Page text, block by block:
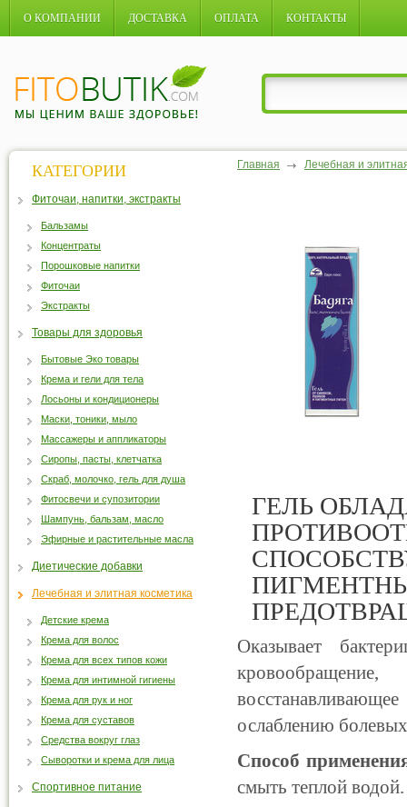
О КОМПАНИИ ДОСТАВКА ОПЛАТА КОНТАКТЫ
Главная Лечебная и
ГЕЛЬ
Оказывает
ослаблению
Способ
смыть теплой
КАТЕГОРИИ
Фиточаи, напитки, экстракты
Бальзамы
Концентраты
Порошковые напитки
Фиточаи
Экстракты
Товары для здоровья
Бытовые Эко товары
Крема и гели для тела
Лосьоны и кондиционеры
Маски, тоники, мыло
Массажеры и аппликаторы
Сиропы, пасты, клетчатка
Скраб, молочко, гель для душа
Фитосвечи и супозитории
Шампунь, бальзам, масло
Эфирные и растительные масла
Диетические добавки
Лечебная и элитная косметика
Детские крема
Крема для волос
Крема для всех типов кожи
Крема для интимной гигиены
Крема для рук и ног
Крема для суставов
Средства вокруг глаз
Сыворотки и крема для лица
Спортивное питание